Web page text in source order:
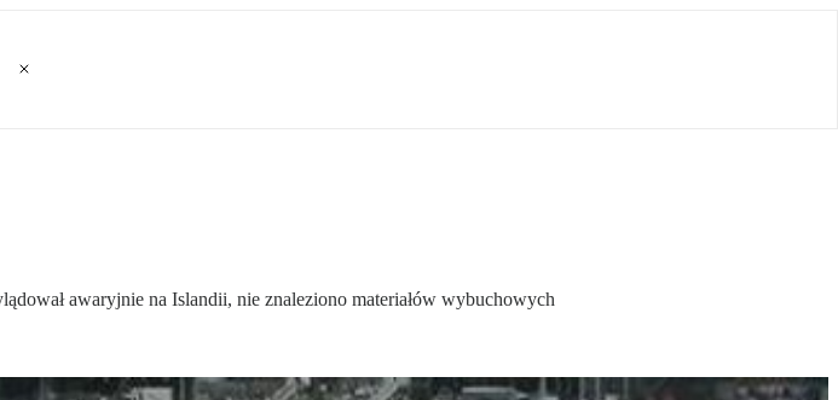
awaryjnie na Islandii, nie znaleziono materiałów wybuchowych